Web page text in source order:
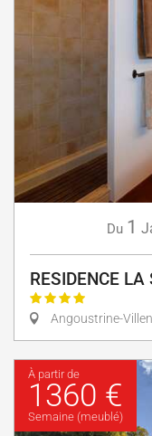
Du 1
RESIDENCE
Angoustrine-
À partir de
1360 €
Semaine (meublé)